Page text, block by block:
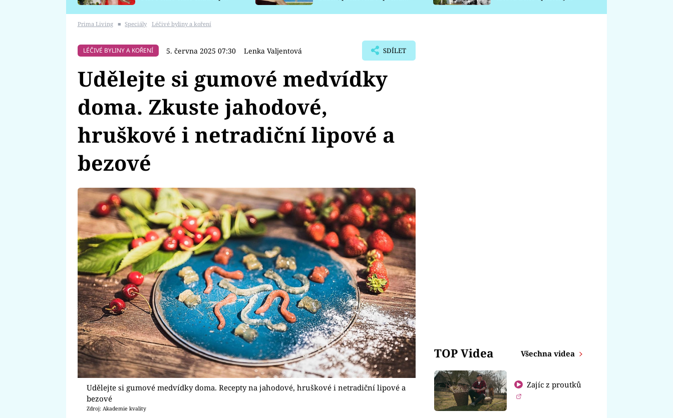
Prima Living ■ Speciály Léčivé byliny a koření
LÉČIVÉ BYLINY A KOŘENÍ 5. června 2025 07:30 Lenka Valjentová SDÍLET
Udělejte si gumové medvídky
doma. Zkuste jahodové,
hruškové i netradiční lipové a
bezové
Udělejte si gumové medvídky doma. Recepty na jahodové, hruškové i netradiční lipové a
bezové
Zdroj: Akademie kvality
TOP Videa Všechna videa
Zajíc z proutků